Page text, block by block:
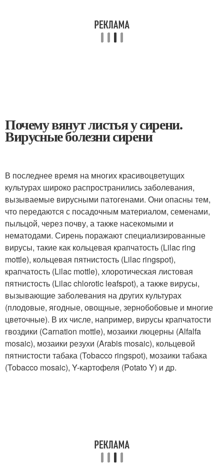
Почему вянут листья у сирени.
Вирусные болезни сирени
В последнее время на многих красивоцветущих
культурах широко распространились заболевания,
вызываемые вирусными патогенами. Они опасны тем,
что передаются с посадочным материалом, семенами,
пыльцой, через почву, а также насекомыми и
нематодами. Сирень поражают специализированные
вирусы, такие как кольцевая крапчатость (Lilac ring
mottle), кольцевая пятнистость (Lilac ringspot),
крапчатость (Lilac mottle), хлоротическая листовая
пятнистость (Lilac chlorotic leafspot), а также вирусы,
вызывающие заболевания на других культурах
(плодовые, ягодные, овощные, зернобобовые и многие
цветочные). В их числе, например, вирусы крапчатости
гвоздики (Carnation mottle), мозаики люцерны (Alfalfa
mosaic), мозаики резухи (Arabis mosaic), кольцевой
пятнистости табака (Tobacco ringspot), мозаики табака
(Tobacco mosaic), Y-картофеля (Potato Y) и др.